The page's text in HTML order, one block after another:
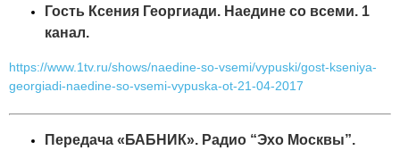
Гость Ксения Георгиади. Наедине со всеми. 1
канал.
https://www.1tv.ru/shows/naedine-so-vsemi/vypuski/gost-kseniya-
georgiadi-naedine-so-vsemi-vypuska-ot-21-04-2017
Передача «БАБНИК». Радио “Эхо Москвы”.